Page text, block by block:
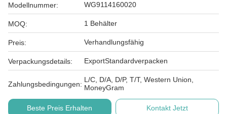
Modellnummer: WG9114160020
MOQ: 1 Behälter
Preis: Verhandlungsfähig
Verpackungsdetails: ExportStandardverpacken
Zahlungsbedingungen:
L/C, D/A, D/P, T/T, Western Union,
MoneyGram
Beste Preis Erhalten Kontakt Jetzt